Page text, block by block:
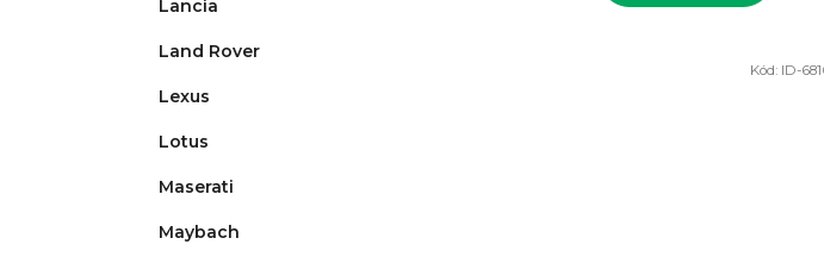
Lancia
Land Rover
Lexus
Lotus
Maserati
Maybach
Kód: ID-